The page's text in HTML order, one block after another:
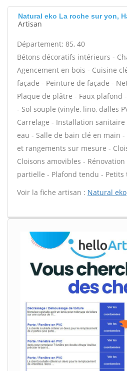
Natural eko La roche sur yon,
Artisan
Département: 85, 40
Bétons décoratifs intérieurs -
Agencement en bois - Cuisine
façade - Peinture de façade -
Plaque de plâtre - Faux plafond
- Sol souple (vinyle, lino, dalles
Carrelage - Installation
eau - Salle de bain clé en main
et rangements sur mesure -
Cloisons amovibles -
partielle - Plafond tendu - Petits
Voir la fiche artisan : Natural eko